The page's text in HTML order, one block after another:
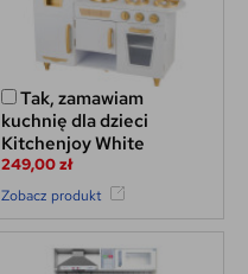
Tak, zamawiam
kuchnię dla dzieci
Kitchenjoy White
249,00 zł
Zobacz produkt